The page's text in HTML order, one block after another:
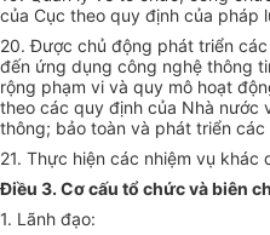
của Cục theo quy định của pháp
20. Được chủ động phát triển
đến ứng dụng công nghệ thông
rộng phạm vi và quy mô hoạt
theo các quy định của Nhà nước
thông; bảo toàn và phát triển
21. Thực hiện các nhiệm vụ khác
Điều 3. Cơ cấu tổ chức và biên
1. Lãnh đạo: